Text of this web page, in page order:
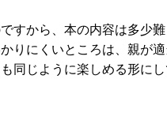
すから、本の内容は多少
りにくいところは、親が
同じように楽しめる形に